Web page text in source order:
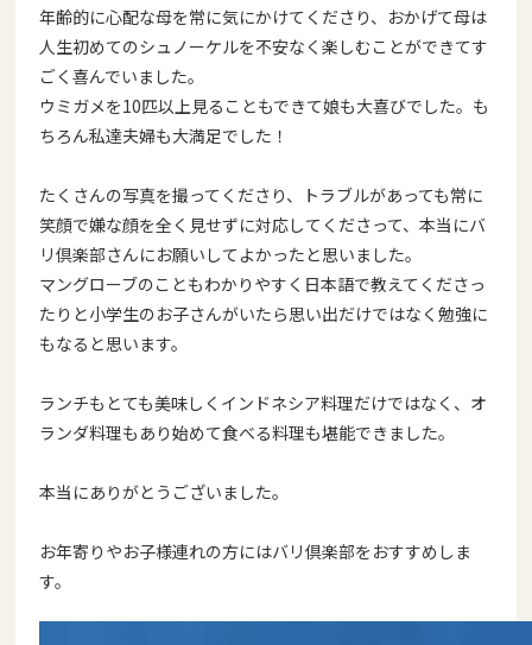
年齢的に心配な母を常に気にかけてくださり、おかげて母は
人生初めてのシュノーケルを不安なく楽しむことができてす
ごく喜んでいました。
ウミガメを10匹以上見ることもできて娘も大喜びでした。も
ちろん私達夫婦も大満足でした！
たくさんの写真を撮ってくださり、トラブルがあっても常に
笑顔で嫌な顔を全く見せずに対応してくださって、本当にバ
リ倶楽部さんにお願いしてよかったと思いました。
マングローブのこともわかりやすく日本語で教えてくださっ
たりと小学生のお子さんがいたら思い出だけではなく勉強に
もなると思います。
ランチもとても美味しくインドネシア料理だけではなく、オ
ランダ料理もあり始めて食べる料理も堪能できました。
本当にありがとうございました。
お年寄りやお子様連れの方にはバリ倶楽部をおすすめしま
す。